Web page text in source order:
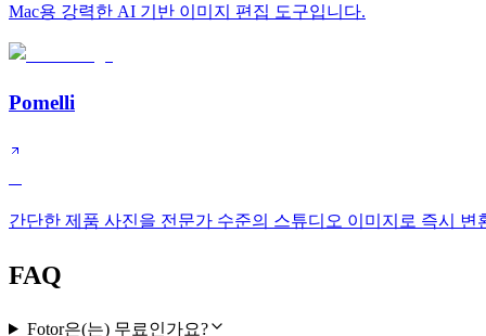
Mac용 강력한 AI 기반 이미지 편집 도구입니다.
Pomelli
간단한 제품 사진을 전문가 수준의 스튜디오 이미지로 즉시 변
FAQ
Fotor은(는) 무료인가요?